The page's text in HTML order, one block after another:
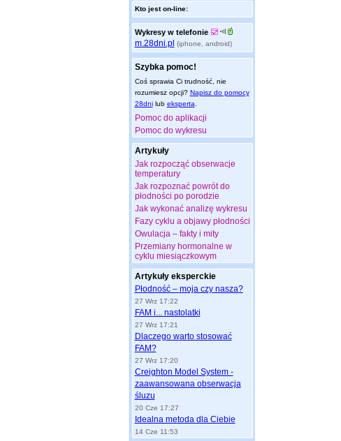
Kto jest on-line:
Wykresy w telefonie
m.28dni.pl (iphone, android)
Szybka pomoc!
Coś sprawia Ci trudność, nie
rozumiesz opcji? Napisz do pomocy
28dnilub eksperta
Pomoc do aplikacji
Pomoc do wykresu
Artykuły
Jak rozpocząć obserwacje
temperatury
Jak rozpoznać powrót do
płodności po porodzie
Jak wykonać analizę wykresu
Fazy cyklu a objawy płodności
Owulacja – fakty i mity
Przemiany hormonalne w
cyklu miesiączkowym
Artykuły eksperckie
Płodność – moja czy nasza?
27 Wrz 17:22
FAM i... nastolatki
27 Wrz 17:21
Dlaczego warto stosować
FAM?
27 Wrz 17:20
Creighton Model System -
zaawansowana obserwacja
śluzu
20 Cze 17:27
Idealna metoda dla Ciebie
14 Cze 11:53